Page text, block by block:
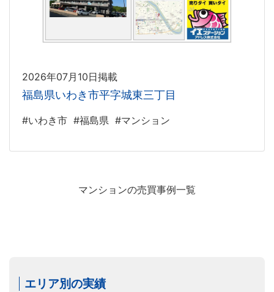
2026年07月10日掲載
福島県いわき市平字城東三丁目
#いわき市 #福島県 #マンション
マンションの売買事例一覧
エリア別の実績